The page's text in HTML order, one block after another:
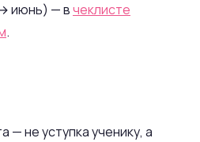
июнь) — вчеклисте
.
— не уступка ученику, а